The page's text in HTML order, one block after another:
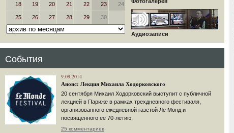
18 19 20 21 22 23 24
25 26 27 28 29 30
Аудиозаписи
События
9.09.2014
Анонс: Лекция Михаила Ходорковского
20 сентября Михаил Ходорковский выступит с публичной
лекцией в Париже в рамках трехдневного фестиваля,
организованного ежедневной газетой Ле Монд и
посвященного ее 70-летию.
25 комментариев